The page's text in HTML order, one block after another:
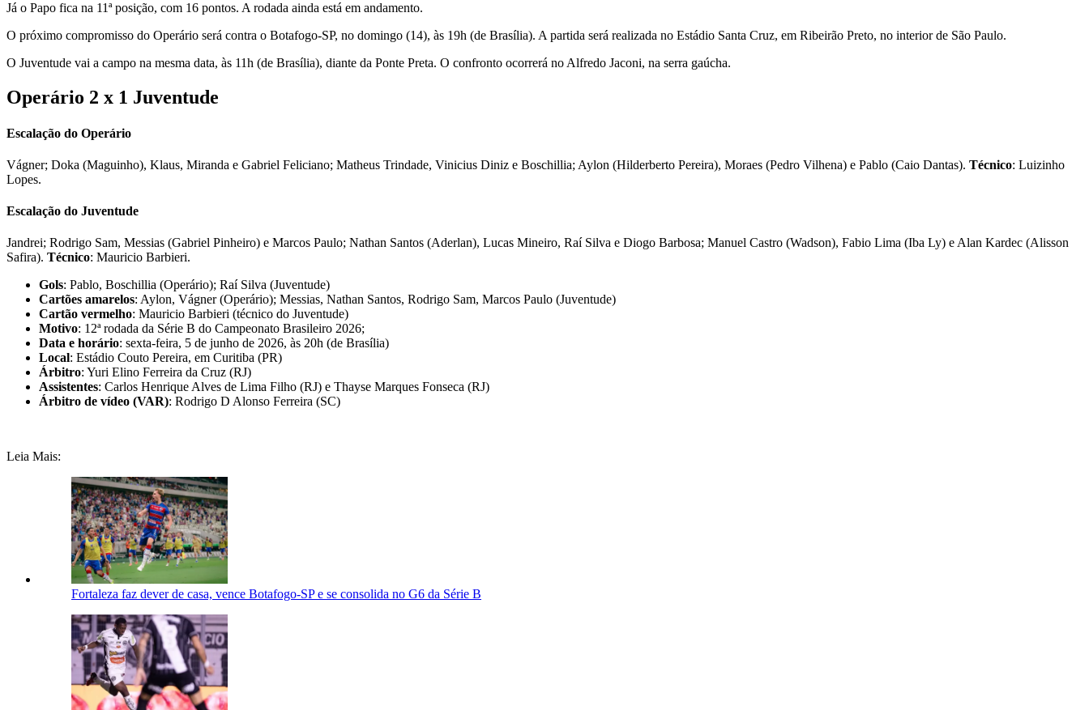
Já o Papo fica na 11ª posição, com 16 pontos. A rodada ainda está em andamento.
O próximo compromisso do Operário será contra o Botafogo-SP, no domingo (14), às 19h (de Brasília). A partida será realizada no Estádio Santa Cruz, em Ribeirão Preto, no interior de São Paulo.
O Juventude vai a campo na mesma data, às 11h (de Brasília), diante da Ponte Preta. O confronto ocorrerá no Alfredo Jaconi, na serra gaúcha.
Operário 2 x 1 Juventude
Escalação do Operário
Vágner; Doka (Maguinho), Klaus, Miranda e Gabriel Feliciano; Matheus Trindade, Vinicius Diniz e Boschillia; Aylon (Hilderberto Pereira), Moraes (Pedro Vilhena) e Pablo (Caio Dantas). Técnico: Luizinho
Lopes.
Escalação do Juventude
Jandrei; Rodrigo Sam, Messias (Gabriel Pinheiro) e Marcos Paulo; Nathan Santos (Aderlan), Lucas Mineiro, Raí Silva e Diogo Barbosa; Manuel Castro (Wadson), Fabio Lima (Iba Ly) e Alan Kardec (Alisson
Safira). Técnico: Mauricio Barbieri.
Gols: Pablo, Boschillia (Operário); Raí Silva (Juventude)
Cartões amarelos: Aylon, Vágner (Operário); Messias, Nathan Santos, Rodrigo Sam, Marcos Paulo (Juventude)
Cartão vermelho: Mauricio Barbieri (técnico do Juventude)
Motivo: 12ª rodada da Série B do Campeonato Brasileiro 2026;
Data e horário: sexta-feira, 5 de junho de 2026, às 20h (de Brasília)
Local: Estádio Couto Pereira, em Curitiba (PR)
Árbitro: Yuri Elino Ferreira da Cruz (RJ)
Assistentes: Carlos Henrique Alves de Lima Filho (RJ) e Thayse Marques Fonseca (RJ)
Árbitro de vídeo (VAR): Rodrigo D Alonso Ferreira (SC)
Leia Mais:
Fortaleza faz dever de casa, vence Botafogo-SP e se consolida no G6 da Série B